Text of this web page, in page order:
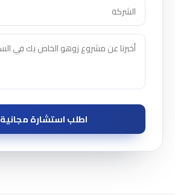
اطلب استشارة مجانية